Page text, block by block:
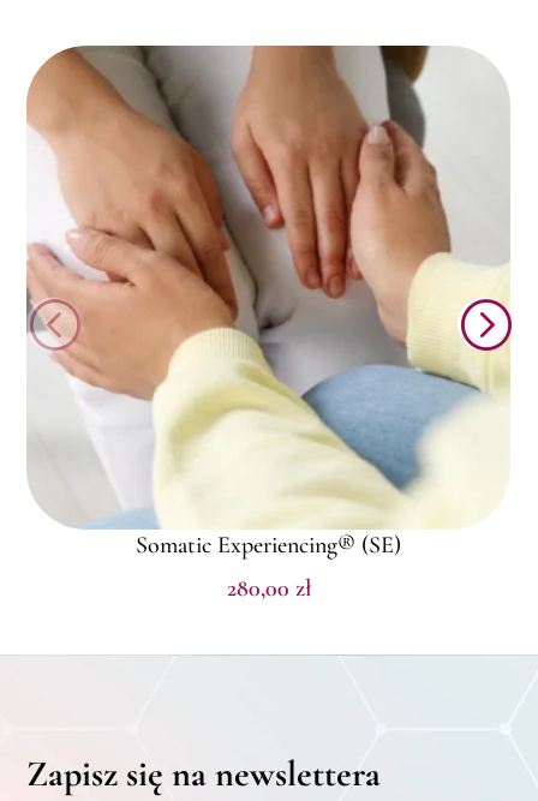
Somatic Experiencing® (SE)
280,00 zł
Zapisz się na newslettera